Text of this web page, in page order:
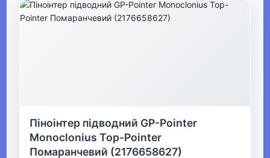
▼
Активний відпочинок, туризм та
▶
Туризм та кемпінг
Піноінтер підводний GP-Pointer
Monoclonius Top-Pointer
Помаранчевий (2176658627)